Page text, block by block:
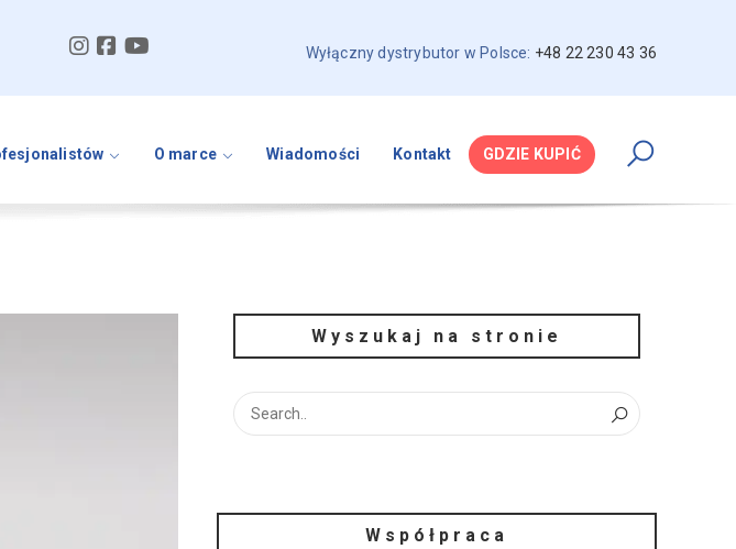
Wyłączny dystrybutor w Polsce: +48 22 230 43 36
O marce Wiadomości Kontakt GDZIE KUPIĆ
Wyszukaj na stronie
Współpraca